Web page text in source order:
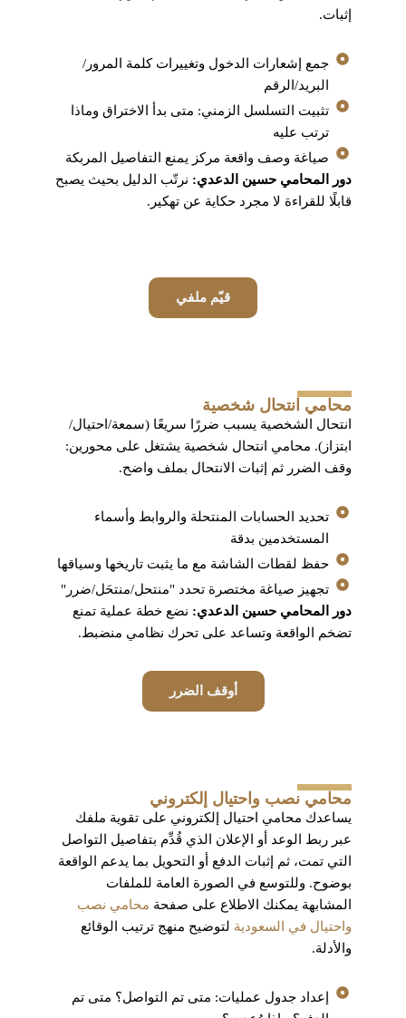
إثبات.
جمع إشعارات الدخول وتغييرات كلمة المرور/
البريد/الرقم
تثبيت التسلسل الزمني: متى بدأ الاختراق وماذا
ترتب عليه
صياغة وصف واقعة مركز يمنع التفاصيل المربكة
دور المحامي حسين الدعدي: نرتّب الدليل بحيث يصبح
قابلًا للقراءة لا مجرد حكاية عن تهكير.
قيّم ملفي
محامي انتحال شخصية
انتحال الشخصية يسبب ضررًا سريعًا (سمعة/احتيال/
ابتزاز). محامي انتحال شخصية يشتغل على محورين:
وقف الضرر ثم إثبات الانتحال بملف واضح.
تحديد الحسابات المنتحلة والروابط وأسماء
المستخدمين بدقة
حفظ لقطات الشاشة مع ما يثبت تاريخها وسياقها
تجهيز صياغة مختصرة تحدد "منتحل/منتحَل/ضرر"
دور المحامي حسين الدعدي: نضع خطة عملية تمنع
تضخم الواقعة وتساعد على تحرك نظامي منضبط.
أوقف الضرر
محامي نصب واحتيال إلكتروني
يساعدك محامي احتيال إلكتروني على تقوية ملفك
عبر ربط الوعد أو الإعلان الذي قُدِّم بتفاصيل التواصل
التي تمت، ثم إثبات الدفع أو التحويل بما يدعم الواقعة
بوضوح. وللتوسع في الصورة العامة للملفات
المشابهة يمكنك الاطلاع على صفحة محامي نصب
واحتيال في السعودية لتوضيح منهج ترتيب الوقائع
والأدلة.
إعداد جدول عمليات: متى تم التواصل؟ متى تم